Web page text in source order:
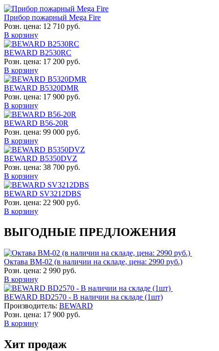
Прибор пожарный Mega Fire
Розн. цена: 12 710 руб.
В корзину
BEWARD B2530RC
Розн. цена: 17 200 руб.
В корзину
BEWARD B5320DMR
Розн. цена: 17 900 руб.
В корзину
BEWARD B56-20R
Розн. цена: 99 000 руб.
В корзину
BEWARD B5350DVZ
Розн. цена: 38 700 руб.
В корзину
BEWARD SV3212DBS
Розн. цена: 22 900 руб.
В корзину
ВЫГОДНЫЕ ПРЕДЛОЖЕНИЯ
Октава ВМ-02 (в наличии на складе, цена: 2990 руб.)
Розн. цена: 2 990 руб.
В корзину
BEWARD BD2570 - В наличии на складе (1шт)
Производитель: BEWARD
Розн. цена: 17 900 руб.
В корзину
Хит продаж